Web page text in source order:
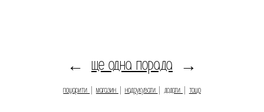
← ще одна порада →
пошарити магазин надрукувати додати тощо